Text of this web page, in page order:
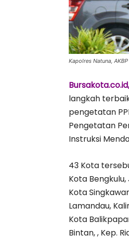
Kapolres Natuna,
langkah
pengetatan
Pengetatan
Instruksi
43 Kota
Kota
Kota
Lamandau,
Kota
Bintan, , Kep.